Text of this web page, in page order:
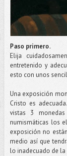
Paso primero.
Elija
entretenido y
esto con unos
Una exposición
Cristo es
vistas 3
numismáticas los
exposición no
medio así que
lo inadecuado de